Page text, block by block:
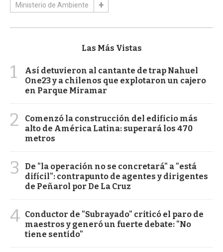
Ministerio de Ambiente
Las Más Vistas
1
Así detuvieron al cantante de trap Nahuel
One23 y a chilenos que explotaron un cajero
en Parque Miramar
2
Comenzó la construcción del edificio más
alto de América Latina: superará los 470
metros
3
De "la operación no se concretará" a "está
difícil": contrapunto de agentes y dirigentes
de Peñarol por De La Cruz
4 Conductor de "Subrayado" criticó el paro de
maestros y generó un fuerte debate: "No
tiene sentido"